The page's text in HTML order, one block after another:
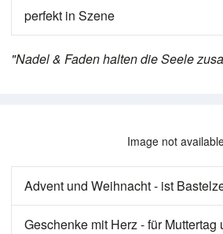
perfekt in Szene
"Nadel & Faden halten die Seele
Image not
Advent und Weihnacht - ist
Geschenke mit Herz - für Muttertag